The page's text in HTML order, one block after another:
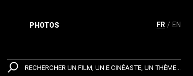
FR EN
PHOTOS
RECHERCHER UN FILM, UN.E CINÉASTE, UN THÈME...